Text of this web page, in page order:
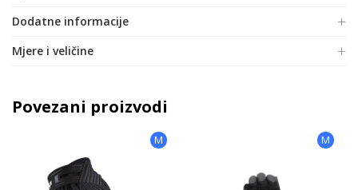
Dodatne informacije
Mjere i veličine
Povezani proizvodi
M M